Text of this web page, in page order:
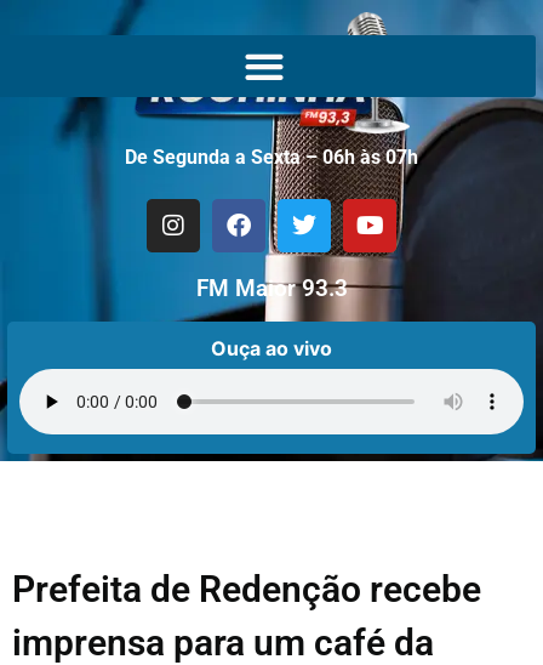
De Segunda a Sexta – 06h às 07h
FM Maior 93.3
Ouça ao vivo
Prefeita de Redenção recebe
imprensa para um café da